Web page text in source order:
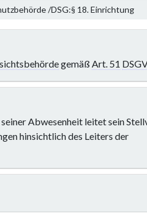
/DSG:§ 18. Einrichtung
gemäßArt. 51
Abwesenheit leitet sein
hinsichtlich des Leiters der